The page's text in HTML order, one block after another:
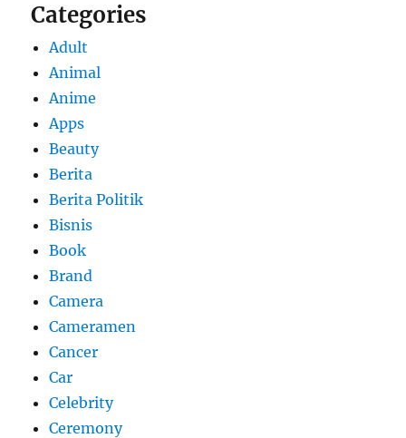
Categories
Adult
Animal
Anime
Apps
Beauty
Berita
Berita Politik
Bisnis
Book
Brand
Camera
Cameramen
Cancer
Car
Celebrity
Ceremony